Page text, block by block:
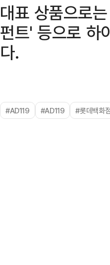
대표 상품으로
펀트' 등으로 하
다.
#AD119 #AD119 #롯데백화